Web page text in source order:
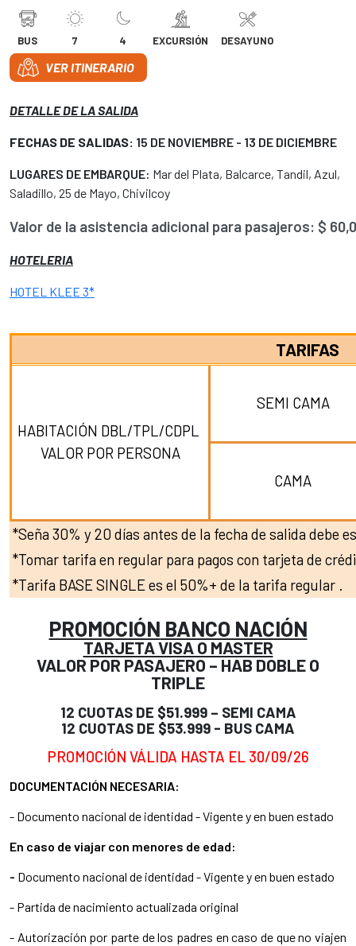
BUS 7 4 EXCURSIÓN DESAYUNO
VER ITINERARIO
DETALLE DE LA SALIDA
FECHAS DE SALIDAS: 15 DE NOVIEMBRE - 13 DE DICIEMBRE
LUGARES DE EMBARQUE: Mar del Plata, Balcarce, Tandil, Azul,
Saladillo, 25 de Mayo, Chivilcoy
Valor de la asistencia adicional para pasajeros: $
HOTELERIA
HOTEL KLEE 3*
TARIFAS
HABITACIÓN DBL/TPL/CDPL
VALOR POR PERSONA
SEMI CAMA
CAMA
*Seña 30% y 20 días antes de la fecha de salida debe
*Tomar tarifa en regular para pagos con tarjeta de
*Tarifa BASE SINGLE es el 50%+ de la tarifa regular .
PROMOCIÓN BANCO NACIÓN
TARJETA VISA O MASTER
VALOR POR PASAJERO – HAB DOBLE O
TRIPLE
12 CUOTAS DE $51.999 – SEMI CAMA
12 CUOTAS DE $53.999 - BUS CAMA
PROMOCIÓN VÁLIDA HASTA EL 30/09/26
DOCUMENTACIÓN NECESARIA:
- Documento nacional de identidad - Vigente y en buen estado
En caso de viajar con menores de edad:
- Documento nacional de identidad - Vigente y en buen estado
- Partida de nacimiento actualizada original
- Autorización por parte de los padres en caso de que no viajen